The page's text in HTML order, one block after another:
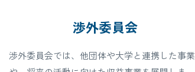
渉外委員会
渉外委員会では、他団体や大学と連携した事業